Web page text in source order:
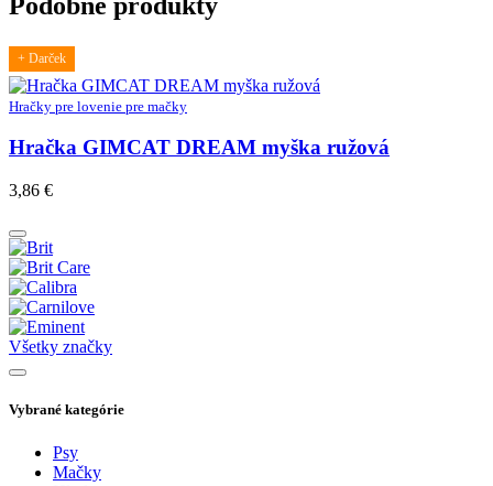
Podobné produkty
+ Darček
Hračky pre lovenie pre mačky
Hračka GIMCAT DREAM myška ružová
3,86 €
Všetky značky
Vybrané kategórie
Psy
Mačky